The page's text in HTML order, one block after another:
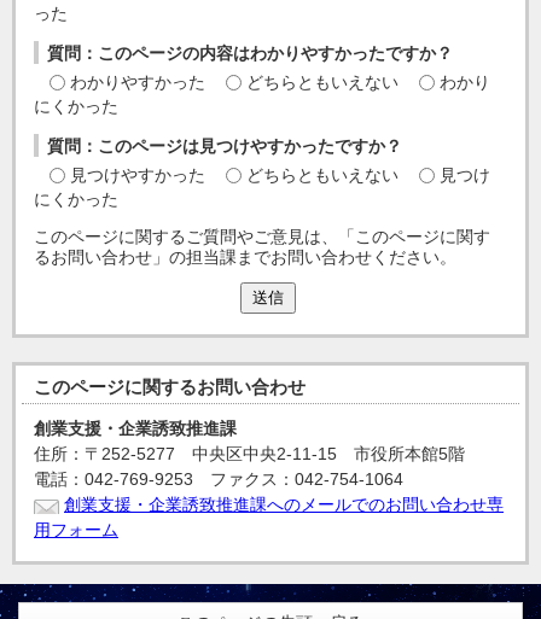
った
質問：このページの内容はわかりやすかったですか？
わかりやすかった
どちらともいえない
わかり
にくかった
質問：このページは見つけやすかったですか？
見つけやすかった
どちらともいえない
見つけ
にくかった
このページに関するご質問やご意見は、「このページに関す
るお問い合わせ」の担当課までお問い合わせください。
送信
このページに関するお問い合わせ
創業支援・企業誘致推進課
住所：〒252-5277 中央区中央2-11-15 市役所本館5階
電話：042-769-9253 ファクス：042-754-1064
創業支援・企業誘致推進課へのメールでのお問い合わせ専
用フォーム